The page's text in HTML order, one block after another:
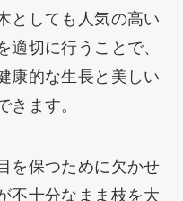
としても人気の高い
適切に行うことで、
康的な生長と美しい
きます。
を保つために欠かせ
不十分なまま枝を大